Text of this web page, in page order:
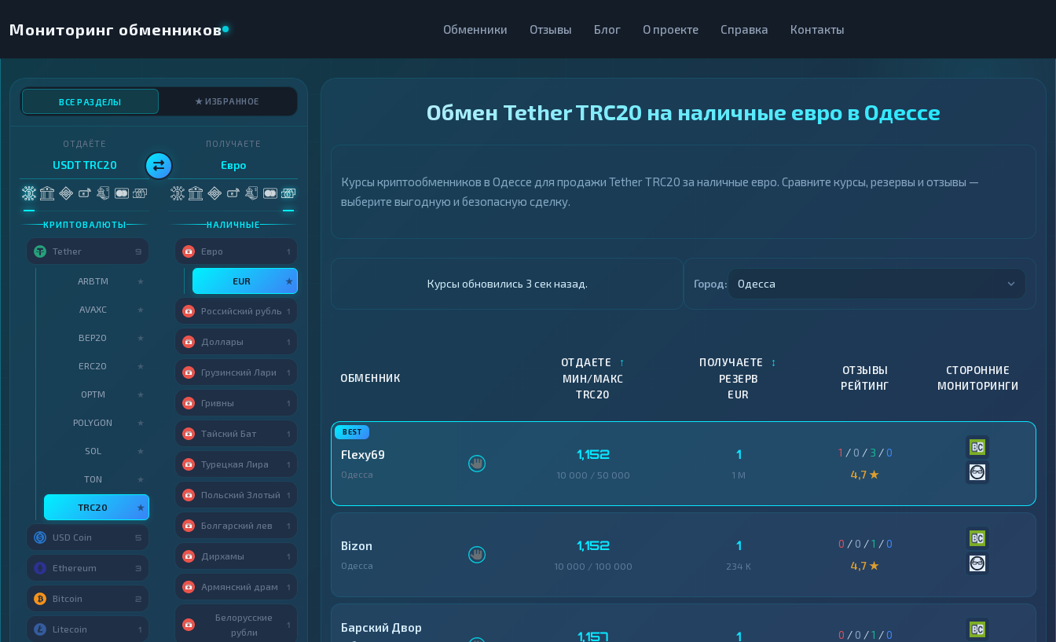
Мониторинг обменников Обменники Отзывы Блог О проекте Справка Контакты
Обмен Tether TRC20 на наличные евро в Одессе
Курсы криптообменников в Одессе для продажи Tether TRC20 за наличные евро. Сравните курсы, резервы и отзывы —
выберите выгодную и безопасную сделку.
Курсы обновились 4 сек назад. Город: Одесса
ОБМЕННИК
ОТДАЕТЕ ↑
МИН/МАКС
TRC20
ПОЛУЧАЕТЕ ↕
РЕЗЕРВ
EUR
ОТЗЫВЫ
РЕЙТИНГ
СТОРОННИЕ
МОНИТОРИНГИ
Flexy69
Одесса
1,152
10 000 / 50 000
1
1 M
1 / 0 / 3 /0
4,7 ★
Bizon
Одесса
1,152
10 000 / 100 000
1
234 K
0 / 0 /1 /0
4,7 ★
Барский Двор
1,157 1 0 / 0 /1 /0
ВСЕ РАЗДЕЛЫ ★ ИЗБРАННОЕ
ОТДАЁТЕ
USDT TRC20
КРИПТОВАЛЮТЫ
Tether 9
ARBTM ★
AVAXC ★
BEP20 ★
ERC20 ★
OPTM ★
POLYGON ★
SOL ★
TON ★
TRC20 ★
USD Coin 5
Ethereum 3
Bitcoin 2
Litecoin 1
ПОЛУЧАЕТЕ
Евро
НАЛИЧНЫЕ
Евро 1
EUR ★
Российский рубль 1
Доллары 1
Грузинский Лари 1
Гривны 1
Тайский Бат 1
Турецкая Лира 1
Польский Злотый 1
Болгарский лев 1
Дирхамы 1
Армянский драм 1
Белорусские
рубли
1